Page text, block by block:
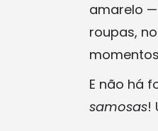
amarelo
roupas,
E não há
samosas!